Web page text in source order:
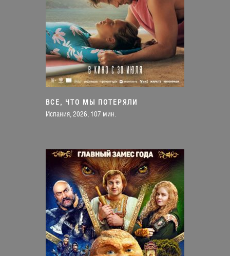
ВСЕ, ЧТО МЫ ПОТЕРЯЛИ
Испания, 2026, 107 мин.